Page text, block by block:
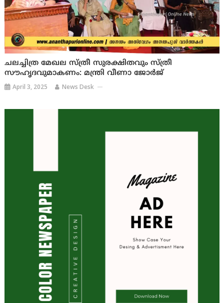
ചലച്ചിത്ര മേഖല സ്ത്രീ സുരക്ഷിതവും സ്ത്രീ
സൗഹൃദവുമാകണം: മന്ത്രി വീണാ ജോര്‍ജ്
April 3, 2025 News Desk